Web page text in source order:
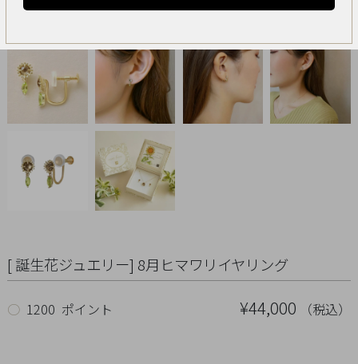
[ 誕生花ジュエリー] 8月ヒマワリイヤリング
¥44,000 （税込）
○ 1200 ポイント
Item
ALL
Necklace
Pierced
Earrings
Charm
Ring